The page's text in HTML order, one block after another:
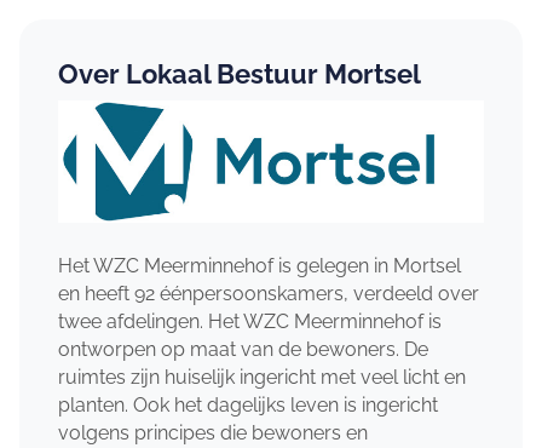
Over Lokaal Bestuur Mortsel
Het WZC Meerminnehof is gelegen in Mortsel
en heeft 92 éénpersoonskamers, verdeeld over
twee afdelingen. Het WZC Meerminnehof is
ontworpen op maat van de bewoners. De
ruimtes zijn huiselijk ingericht met veel licht en
planten. Ook het dagelijks leven is ingericht
volgens principes die bewoners en